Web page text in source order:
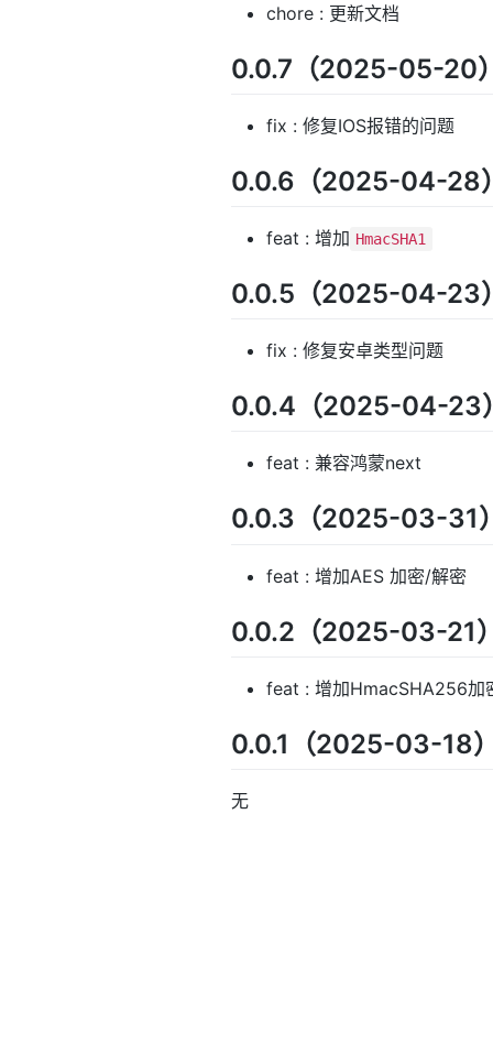
chore : 更新文档
0.0.7（2025-05-20
fix : 修复IOS报错的问题
0.0.6（2025-04-28
feat : 增加 HmacSHA1
0.0.5（2025-04-23
fix : 修复安卓类型问题
0.0.4（2025-04-23
feat : 兼容鸿蒙next
0.0.3（2025-03-31
feat : 增加AES 加密/解密
0.0.2（2025-03-21
feat : 增加HmacSHA256加
0.0.1（2025-03-18
无